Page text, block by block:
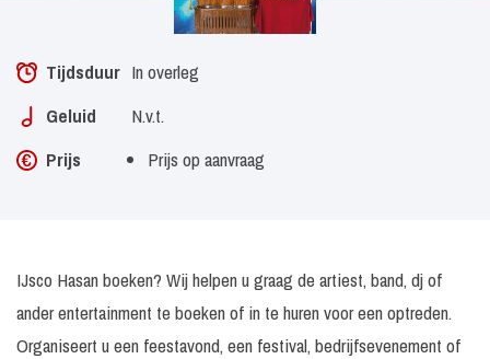
Tijdsduur In overleg
Geluid
N.v.t.
Prijs
Prijs op aanvraag
IJsco Hasan boeken? Wij helpen u graag de artiest, band, dj of
ander entertainment te boeken of in te huren voor een optreden.
Organiseert u een feestavond, een festival, bedrijfsevenement of